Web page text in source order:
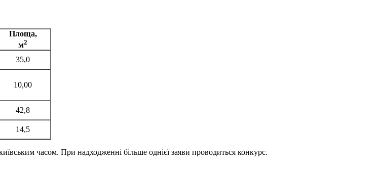
Площа,
м2
35,0
10,00
42,8
14,5
часом. При надходженні більше однієї заяви проводиться конкурс.